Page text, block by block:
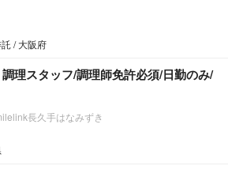
/ 大阪府
調理スタッフ/調理師免許必須/日勤のみ/
長久手はなみずき